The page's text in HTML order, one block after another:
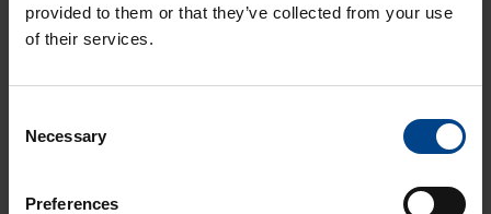
provided to them or that they’ve collected from your use
of their services.
Selection
Necessary
Preferences
Lukuaika: 4 min
Domovea –
ASENNUSTARVIKKEET